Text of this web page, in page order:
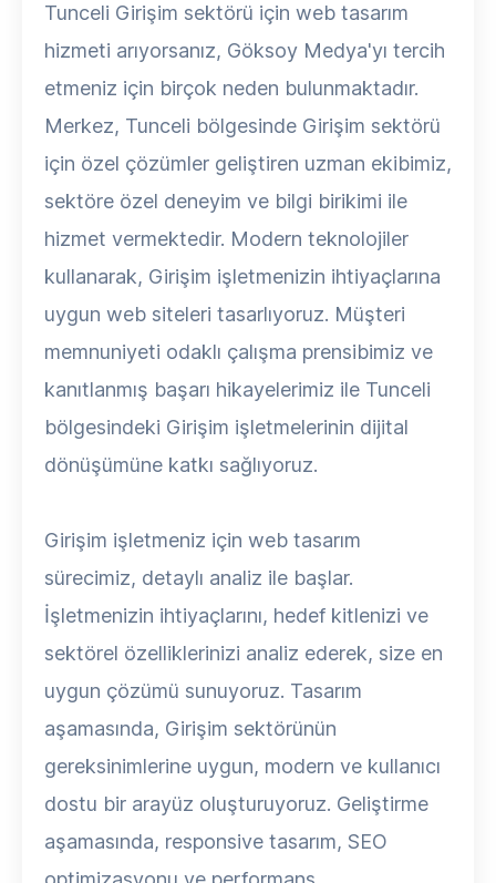
Tunceli Girişim sektörü için web tasarım
hizmeti arıyorsanız, Göksoy Medya'yı tercih
etmeniz için birçok neden bulunmaktadır.
Merkez, Tunceli bölgesinde Girişim sektörü
için özel çözümler geliştiren uzman ekibimiz,
sektöre özel deneyim ve bilgi birikimi ile
hizmet vermektedir. Modern teknolojiler
kullanarak, Girişim işletmenizin ihtiyaçlarına
uygun web siteleri tasarlıyoruz. Müşteri
memnuniyeti odaklı çalışma prensibimiz ve
kanıtlanmış başarı hikayelerimiz ile Tunceli
bölgesindeki Girişim işletmelerinin dijital
dönüşümüne katkı sağlıyoruz.
Girişim işletmeniz için web tasarım
sürecimiz, detaylı analiz ile başlar.
İşletmenizin ihtiyaçlarını, hedef kitlenizi ve
sektörel özelliklerinizi analiz ederek, size en
uygun çözümü sunuyoruz. Tasarım
aşamasında, Girişim sektörünün
gereksinimlerine uygun, modern ve kullanıcı
dostu bir arayüz oluşturuyoruz. Geliştirme
aşamasında, responsive tasarım, SEO